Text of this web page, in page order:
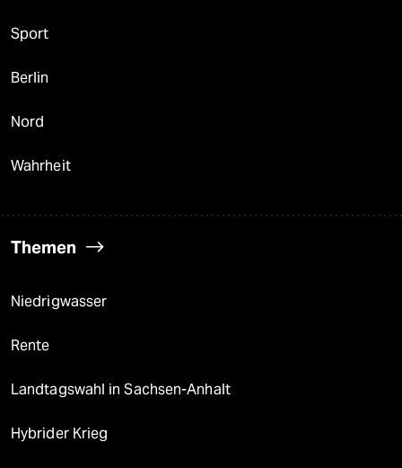
Sport
Berlin
Nord
Wahrheit
Themen
Niedrigwasser
Rente
Landtagswahl in Sachsen-Anhalt
Hybrider Krieg